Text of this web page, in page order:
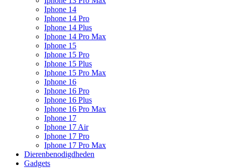
Iphone 14
Iphone 14 Pro
Iphone 14 Plus
Iphone 14 Pro Max
Iphone 15
Iphone 15 Pro
Iphone 15 Plus
Iphone 15 Pro Max
Iphone 16
Iphone 16 Pro
Iphone 16 Plus
Iphone 16 Pro Max
Iphone 17
Iphone 17 Air
Iphone 17 Pro
Iphone 17 Pro Max
Dierenbenodigdheden
Gadgets